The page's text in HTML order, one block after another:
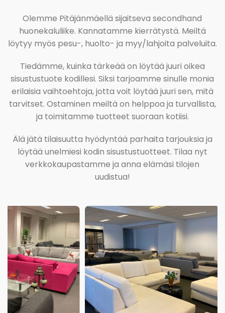
Olemme Pitäjänmäellä sijaitseva secondhand
huonekaluliike. Kannatamme kierrätystä. Meiltä
löytyy myös pesu-, huolto- ja myy/lahjoita palveluita.
Tiedämme, kuinka tärkeää on löytää juuri oikea
sisustustuote kodillesi. Siksi tarjoamme sinulle monia
erilaisia vaihtoehtoja, jotta voit löytää juuri sen, mitä
tarvitset. Ostaminen meiltä on helppoa ja turvallista,
ja toimitamme tuotteet suoraan kotiisi.
Älä jätä tilaisuutta hyödyntää parhaita tarjouksia ja
löytää unelmiesi kodin sisustustuotteet. Tilaa nyt
verkkokaupastamme ja anna elämäsi tilojen
uudistua!